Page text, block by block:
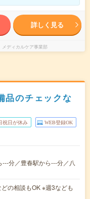
詳しく見る
ディカルケア事業部
品のチェックな
祝日が休み WEB登録OK
分／豊春駅から---分／八
の相談もOK ※週3なども